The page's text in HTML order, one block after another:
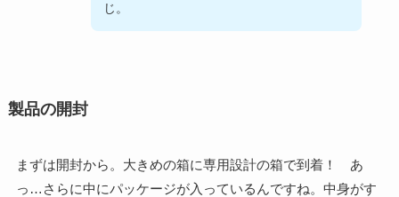
じ。
製品の開封
まずは開封から。大きめの箱に専用設計の箱で到着！ あ
っ…さらに中にパッケージが入っているんですね。中身がす